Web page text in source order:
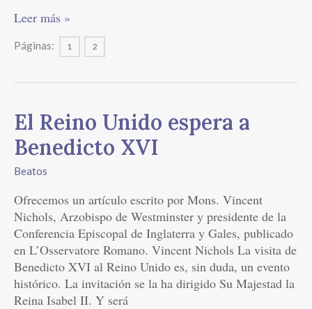
Leer más »
Páginas: 1 2
El Reino Unido espera a
Benedicto XVI
Beatos
Ofrecemos un artículo escrito por Mons. Vincent
Nichols, Arzobispo de Westminster y presidente de la
Conferencia Episcopal de Inglaterra y Gales, publicado
en L’Osservatore Romano. Vincent Nichols La visita de
Benedicto XVI al Reino Unido es, sin duda, un evento
histórico. La invitación se la ha dirigido Su Majestad la
Reina Isabel II. Y será
El
Reino
Unido
espera
Benedicto
XVI